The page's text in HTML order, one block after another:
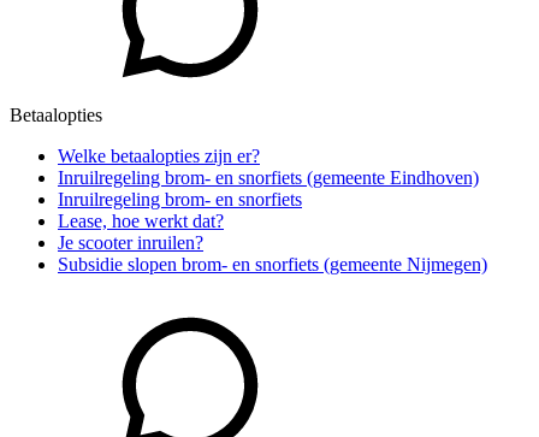
Betaalopties
Welke betaalopties zijn er?
Inruilregeling brom- en snorfiets (gemeente Eindhoven)
Inruilregeling brom- en snorfiets
Lease, hoe werkt dat?
Je scooter inruilen?
Subsidie slopen brom- en snorfiets (gemeente Nijmegen)